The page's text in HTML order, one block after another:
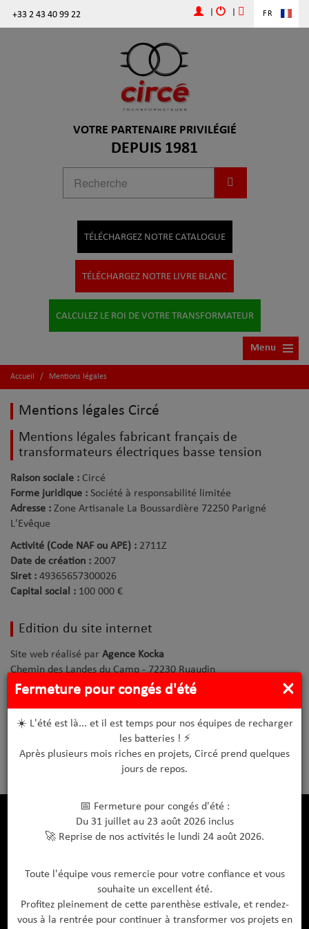
+33 2 43 40 99 22 FR
VOTRE PARTENAIRE PRIVILÉGIÉ
DEPUIS 1981
TÉLÉCHARGEZ NOTRE CATALOGUE
TÉLÉCHARGEZ NOTRE LIVRE BLANC
CALCULEZ LE ROI DE VOTRE TRANSFORMATEUR
Menu
Accueil / Mentions légales
Mentions légales Circé
Mentions légales fabricant français de
transformateurs électriques basse tension
Raison sociale : Circé
Forme juridique : Société à responsabilité limitée
Adresse : Zone Artisanale La Boussardière 72250 Parigné
L'Evêque
Activité (Code NAF ou APE) : 2711Z
Date de création : 2007
Siret : 49365657300026
Capital social : 100 000 €
Edition du site internet
Site web réalisé par Agence Kocka
Chemin des Landes du Camp - 72230 Ruaudin
L'agence webKocka, située sur Le Mans en Sarthe, gère la
création de site internetpour entreprises spécialisées en
fabrication detransformateurs électriques basse tension.
©Circé ; ©Adobe Stock - Tous droits réservés
Documents à télécharger
Catalogue Produits
Guide de maintenance
Plan de raccordement
×
Fermeture pour congés d'été
☀️ L'été est là... et il est temps pour nos équipes de recharger
les batteries ! ⚡
Après plusieurs mois riches en projets, Circé prend quelques
jours de repos.
📅 Fermeture pour congés d'été :
Du 31 juillet au 23 août 2026 inclus
🚀 Reprise de nos activités le lundi 24 août 2026.
Toute l'équipe vous remercie pour votre confiance et vous
souhaite un excellent été.
Profitez pleinement de cette parenthèse estivale, et rendez-
vous à la rentrée pour continuer à transformer vos projets en